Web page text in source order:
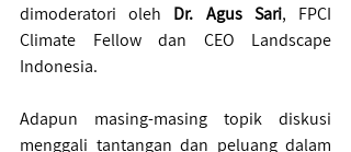
dimoderatori oleh Dr. Agus Sari, FPCI
Climate Fellow dan CEO Landscape
Indonesia.
Adapun masing-masing topik diskusi
menggali tantangan dan peluang dalam